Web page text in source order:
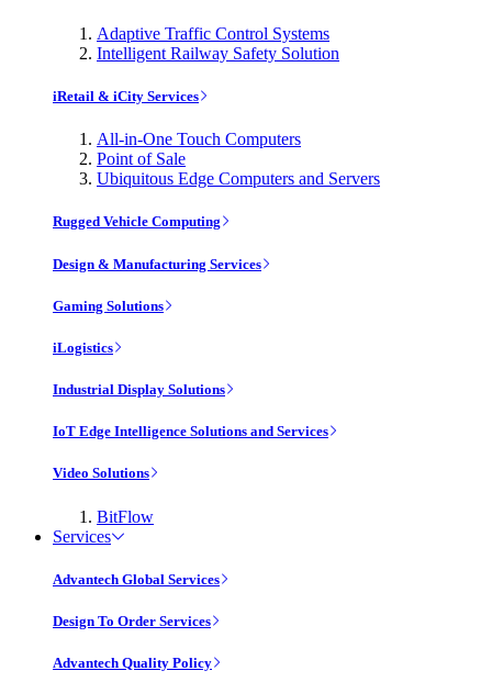
Adaptive Traffic Control Systems
Intelligent Railway Safety Solution
iRetail & iCity Services
All-in-One Touch Computers
Point of Sale
Ubiquitous Edge Computers and Servers
Rugged Vehicle Computing
Design & Manufacturing Services
Gaming Solutions
iLogistics
Industrial Display Solutions
IoT Edge Intelligence Solutions and Services
Video Solutions
BitFlow
Services
Advantech Global Services
Design To Order Services
Advantech Quality Policy